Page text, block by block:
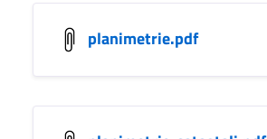
planimetrie.pdf